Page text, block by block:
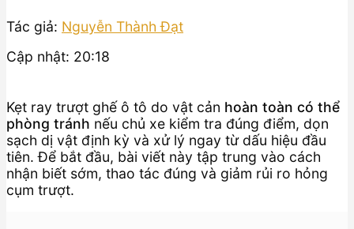
Tác giả: Nguyễn Thành Đạt
Cập nhật: 20:18
Kẹt ray trượt ghế ô tô do vật cản hoàn toàn có thể
phòng tránh nếu chủ xe kiểm tra đúng điểm, dọn
sạch dị vật định kỳ và xử lý ngay từ dấu hiệu đầu
tiên. Để bắt đầu, bài viết này tập trung vào cách
nhận biết sớm, thao tác đúng và giảm rủi ro hỏng
cụm trượt.